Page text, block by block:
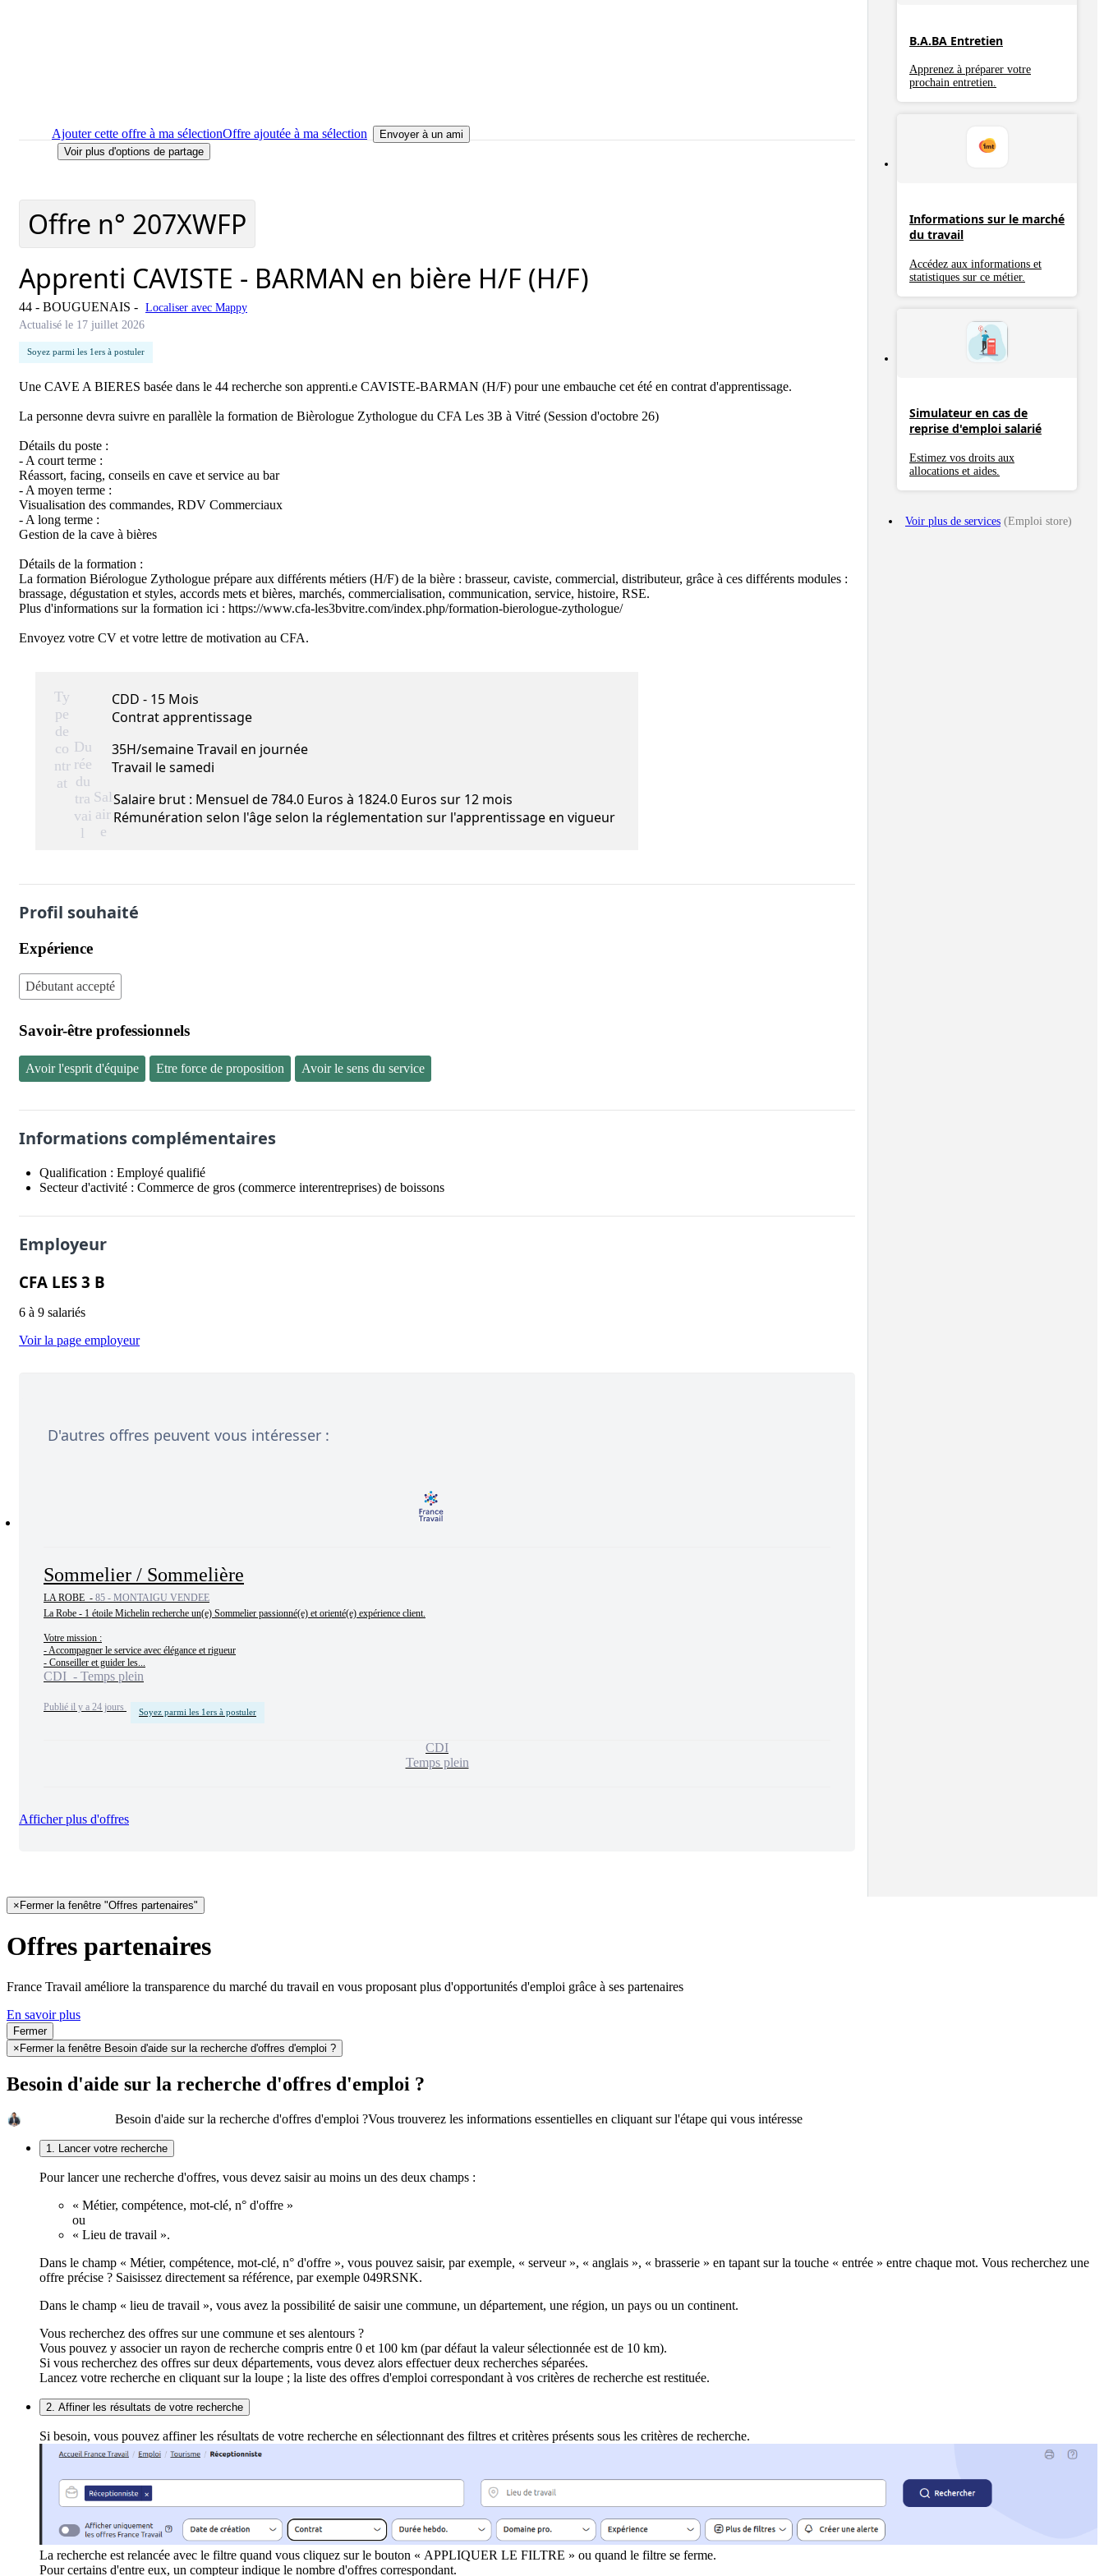
Ajouter cette offre à ma sélectionOffre ajoutée à ma sélection
Envoyer à un ami
Voir plus d'options de partage
Offre n° 207XWFP
Apprenti CAVISTE - BARMAN en bière H/F (H/F)
44 - BOUGUENAIS - Localiser avec Mappy
Actualisé le 17 juillet 2026
Soyez parmi les 1ers à postuler
Une CAVE A BIERES basée dans le 44 recherche son apprenti.e CAVISTE-BARMAN (H/F) pour une embauche cet été en contrat d'apprentissage.
La personne devra suivre en parallèle la formation de Bièrologue Zythologue du CFA Les 3B à Vitré (Session d'octobre 26)
Détails du poste :
- A court terme :
Réassort, facing, conseils en cave et service au bar
- A moyen terme :
Visualisation des commandes, RDV Commerciaux
- A long terme :
Gestion de la cave à bières
Détails de la formation :
La formation Biérologue Zythologue prépare aux différents métiers (H/F) de la bière : brasseur, caviste, commercial, distributeur, grâce à ces différents modules :
brassage, dégustation et styles, accords mets et bières, marchés, commercialisation, communication, service, histoire, RSE.
Plus d'informations sur la formation ici : https://www.cfa-les3bvitre.com/index.php/formation-bierologue-zythologue/
Envoyez votre CV et votre lettre de motivation au CFA.
Ty
pe
de
co
ntr
at
CDD - 15 Mois
Contrat apprentissage
Du
rée
du
tra
vai
l
35H/semaine Travail en journée
Travail le samedi
Sal
air
e
Salaire brut : Mensuel de 784.0 Euros à 1824.0 Euros sur 12 mois
Rémunération selon l'âge selon la réglementation sur l'apprentissage en vigueur
Profil souhaité
Expérience
Débutant accepté
Savoir-être professionnels
Avoir l'esprit d'équipe Etre force de proposition Avoir le sens du service
Informations complémentaires
Qualification : Employé qualifié
Secteur d'activité : Commerce de gros (commerce interentreprises) de boissons
Employeur
CFA LES 3 B
6 à 9 salariés
Voir la page employeur
D'autres offres peuvent vous intéresser :
Sommelier / Sommelière
LA ROBE - 85 - MONTAIGU VENDEE
La Robe - 1 étoile Michelin recherche un(e) Sommelier passionné(e) et orienté(e) expérience client.
Votre mission :
- Accompagner le service avec élégance et rigueur
- Conseiller et guider les...
CDI - Temps plein
Publié il y a 24 jours Soyez parmi les 1ers à postuler
CDI
Temps plein
Afficher plus d'offres
B.A.BA Entretien
Apprenez à préparer votre
prochain entretien.
Informations sur le marché
du travail
Accédez aux informations et
statistiques sur ce métier.
Simulateur en cas de
reprise d'emploi salarié
Estimez vos droits aux
allocations et aides.
Voir plus de services (Emploi store)
× Fermer la fenêtre "Offres partenaires"
Offres partenaires
France Travail améliore la transparence du marché du travail en vous proposant plus d'opportunités d'emploi grâce à ses partenaires
En savoir plus
Fermer
× Fermer la fenêtre Besoin d'aide sur la recherche d'offres d'emploi ?
Besoin d'aide sur la recherche d'offres d'emploi ?
Besoin d'aide sur la recherche d'offres d'emploi ?Vous trouverez les informations essentielles en cliquant sur l'étape qui vous intéresse
1. Lancer votre recherche
Pour lancer une recherche d'offres, vous devez saisir au moins un des deux champs :
« Métier, compétence, mot-clé, n° d'offre »
ou
« Lieu de travail ».
Dans le champ « Métier, compétence, mot-clé, n° d'offre », vous pouvez saisir, par exemple, « serveur », « anglais », « brasserie » en tapant sur la touche « entrée » entre chaque mot. Vous recherchez une
offre précise ? Saisissez directement sa référence, par exemple 049RSNK.
Dans le champ « lieu de travail », vous avez la possibilité de saisir une commune, un département, une région, un pays ou un continent.
Vous recherchez des offres sur une commune et ses alentours ?
Vous pouvez y associer un rayon de recherche compris entre 0 et 100 km (par défaut la valeur sélectionnée est de 10 km).
Si vous recherchez des offres sur deux départements, vous devez alors effectuer deux recherches séparées.
Lancez votre recherche en cliquant sur la loupe ; la liste des offres d'emploi correspondant à vos critères de recherche est restituée.
2. Affiner les résultats de votre recherche
Si besoin, vous pouvez affiner les résultats de votre recherche en sélectionnant des filtres et critères présents sous les critères de recherche.
La recherche est relancée avec le filtre quand vous cliquez sur le bouton « APPLIQUER LE FILTRE » ou quand le filtre se ferme.
Pour certains d'entre eux, un compteur indique le nombre d'offres correspondant.